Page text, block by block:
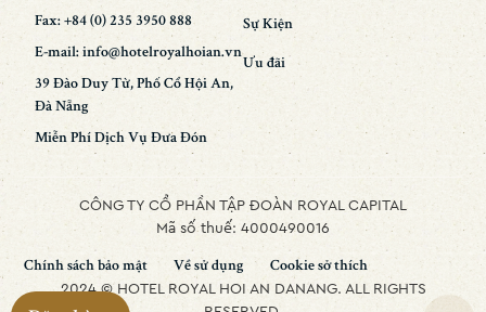
Fax: +84 (0) 235 3950 888
E-mail: info@hotelroyalhoian.vn
39 Đào Duy Từ, Phố Cổ Hội An,
Đà Nẵng
Miễn Phí Dịch Vụ Đưa Đón
Sự Kiện
Ưu đãi
CÔNG TY CỔ PHẦN TẬP ĐOÀN ROYAL CAPITAL
Mã số thuế: 4000490016
Chính sách bảo mật Về sử dụng Cookie sở thích
2024 © HOTEL ROYAL HOI AN DANANG. ALL RIGHTS